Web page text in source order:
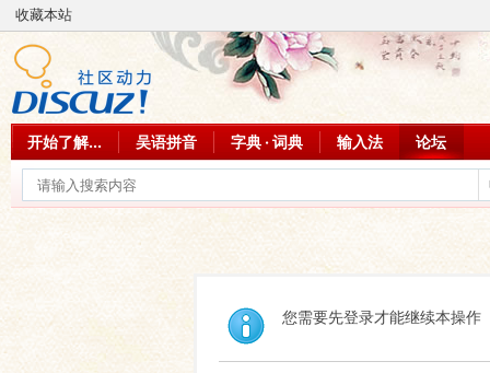
收藏本站
开始了解... 吴语拼音 字典 · 词典 输入法 论坛
您需要先登录才能继续本操作